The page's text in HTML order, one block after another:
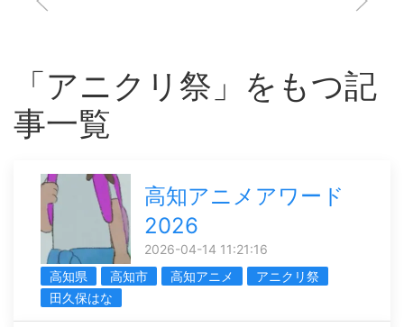
「アニクリ祭」をもつ記
事一覧
高知アニメアワード
2026
2026-04-14 11:21:16
高知県
高知市 高知アニメ
アニクリ祭
田久保はな